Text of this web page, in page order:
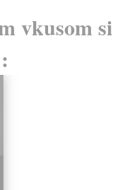
vkusom si